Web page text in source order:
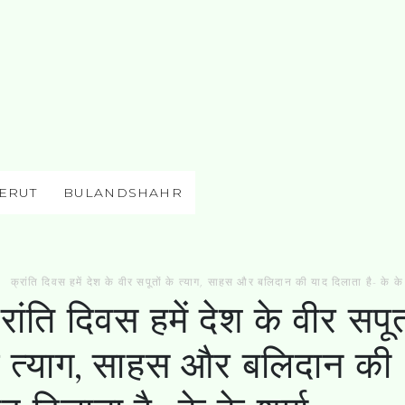
BULANDSHAHR
क्रांति दिवस हमें देश के वीर सपूतों के त्याग, साहस और बलिदान की याद दिलाता है- के के
दिवस हमें देश के वीर
साहस और बलिदान की